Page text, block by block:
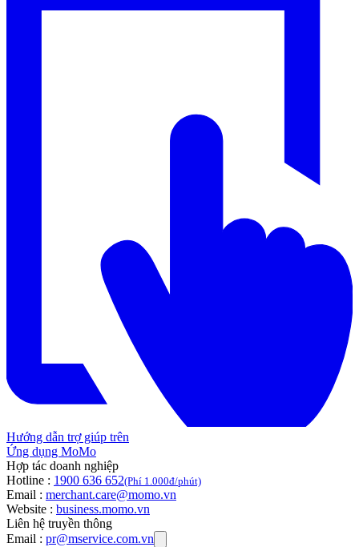
Hướng dẫn trợ giúp trên
Ứng dụng MoMo
Hợp tác doanh nghiệp
Hotline : 1900 636 652(Phí 1.000đ/phút)
Email : merchant.care@momo.vn
Website : business.momo.vn
Liên hệ truyền thông
Email : pr@mservice.com.vn